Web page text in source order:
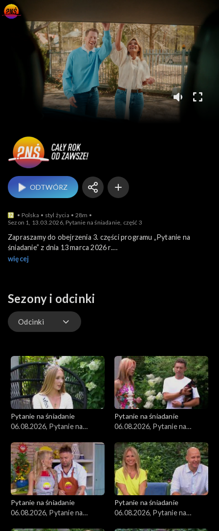
ODTWÓRZ
Polska styl życia
28m
Sezon 1, 13.03.2026, Pytanie na śniadanie, część 3
Zapraszamy do obejrzenia 3. części programu „Pytanie na
śniadanie” z dnia 13 marca 2026 r.
Program poprowadzili: Marta Surnik i Grzegorz Dobek.
więcej
Sezony i odcinki
Odcinki
Gwiazdy
Scena Pnś
Ludzie
Zdrowie
Porady
Czerwony Dywan
Pytanie na śniadanie
06.08.2026, Pytanie na
Pytanie na śniadanie
06.08.2026, Pytanie na
Pytanie na śniadanie
06.08.2026, Pytanie na
Pytanie na śniadanie
06.08.2026, Pytanie na